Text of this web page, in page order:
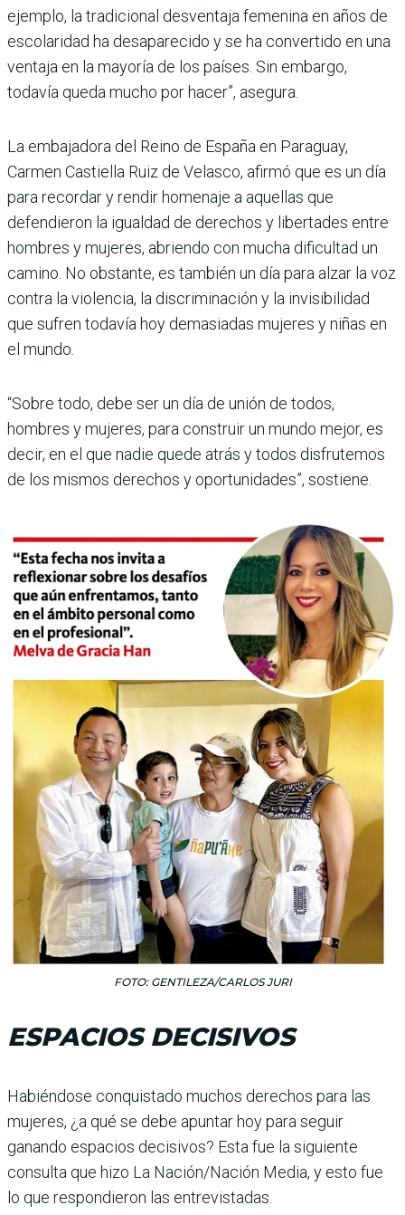
ejemplo, la tradicional desventaja femenina en años de
escolaridad ha desaparecido y se ha convertido en una
ventaja en la mayoría de los países. Sin embargo,
todavía queda mucho por hacer”, asegura.
La embajadora del Reino de España en Paraguay,
Carmen Castiella Ruiz de Velasco, afirmó que es un día
para recordar y rendir homenaje a aquellas que
defendieron la igualdad de derechos y libertades entre
hombres y mujeres, abriendo con mucha dificultad un
camino. No obstante, es también un día para alzar la voz
contra la violencia, la discriminación y la invisibilidad
que sufren todavía hoy demasiadas mujeres y niñas en
el mundo.
“Sobre todo, debe ser un día de unión de todos,
hombres y mujeres, para construir un mundo mejor, es
decir, en el que nadie quede atrás y todos disfrutemos
de los mismos derechos y oportunidades”, sostiene.
FOTO: GENTILEZA/CARLOS JURI
ESPACIOS DECISIVOS
Habiéndose conquistado muchos derechos para las
mujeres, ¿a qué se debe apuntar hoy para seguir
ganando espacios decisivos? Esta fue la siguiente
consulta que hizo La Nación/Nación Media, y esto fue
lo que respondieron las entrevistadas.